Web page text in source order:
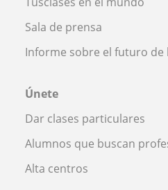
Sala de prensa
Informe sobre el futuro de
Únete
Dar clases particulares
Alumnos que buscan
Alta centros